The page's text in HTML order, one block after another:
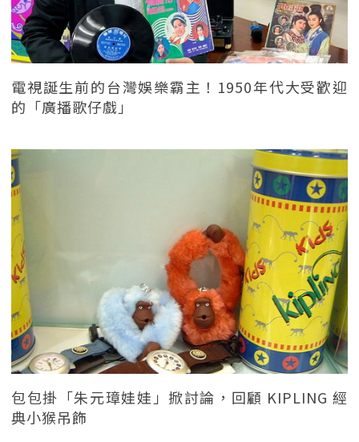
電視誕生前的台灣娛樂霸主！1950年代大受歡迎
的「廣播歌仔戲」
包包掛「朱元璋娃娃」掀討論，回顧 KIPLING 經
典小猴吊飾